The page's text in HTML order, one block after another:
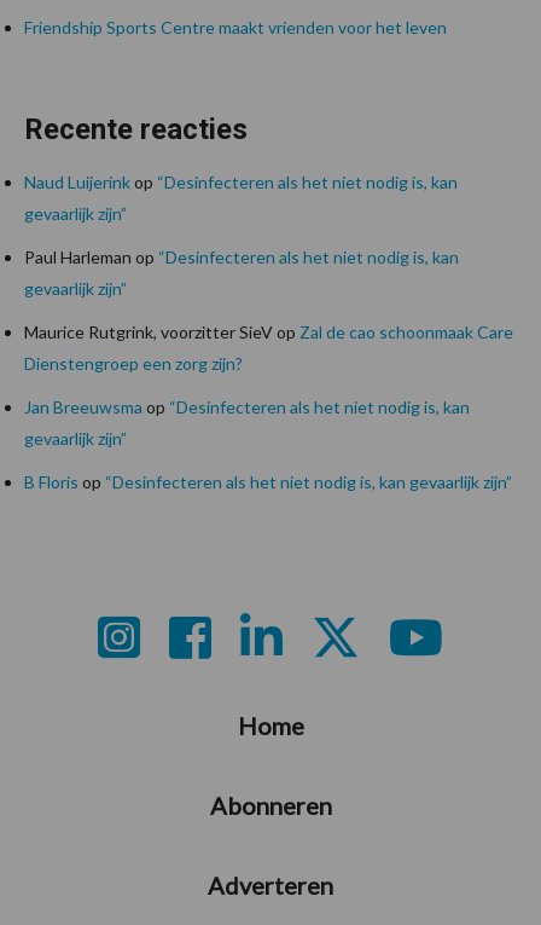
Friendship Sports Centre maakt vrienden voor het leven
Recente reacties
Naud Luijerinkop “Desinfecteren als het niet nodig is, kan
gevaarlijk zijn”
Paul Harleman op “Desinfecteren als het niet nodig is, kan
gevaarlijk zijn”
Maurice Rutgrink, voorzitter SieVop Zal de cao schoonmaak Care
Dienstengroep een zorg zijn?
Jan Breeuwsma op “Desinfecteren als het niet nodig is, kan
gevaarlijk zijn”
B Floris op “Desinfecteren als het niet nodig is, kan gevaarlijk zijn”
Home
Abonneren
Adverteren